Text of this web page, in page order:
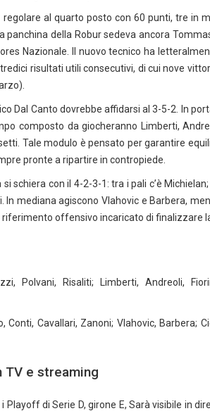
regolare al quarto posto con 60 punti, tre in
panchina della Robur sedeva ancora
Nazionale. Il nuovo tecnico ha
risultati utili consecutivi, di cui nove
Dal Canto dovrebbe affidarsi al 3-5-2. In
composto da giocheranno Limberti,
Tale modulo è pensato per garantire
pronte a ripartire in contropiede.
si schiera con il 4-2-3-1: tra i pali c’è
In mediana agiscono Vlahovic e Barbera,
offensivo incaricato di finalizzare
Polvani, Risaliti; Limberti, Andreoli,
Conti, Cavallari, Zanoni; Vlahovic, Barbera;
TV e streaming
i Playoff di Serie D, girone E, Sarà visibile in